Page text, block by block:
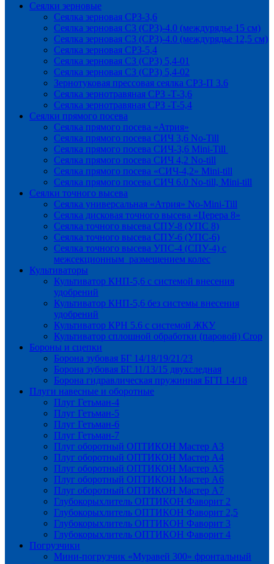
Сеялки зерновые
Сеялка зерновая СРЗ-3,6
Сеялка зерновая СЗ (СРЗ)-4.0 (междурядье 15 см)
Сеялка зерновая СЗ (СРЗ)-4.0 (междурядье 12,5 см)
Сеялка зерновая СРЗ-5,4
Сеялка зерновая СЗ (СРЗ) 5,4-01
Сеялка зерновая СЗ (СРЗ) 5,4-02
Зернотуковая прессовая сеялка СРЗ-П 3.6
Сеялка зернотравяная СРЗ -Т-3,6
Сеялка зернотравяная СРЗ -Т-5,4
Сеялки прямого посева
Сеялка прямого посева «Атрия»
Сеялка прямого посева СИЧ 3,6 No-Till
Сеялка прямого посева СИЧ-3,6 Mini-Till
Сеялка прямого посева СИЧ 4,2 No-till
Сеялка прямого посева «СИЧ-4,2» Mini-till
Сеялка прямого посева СИЧ 6.0 No-till, Mini-till
Сеялки точного высева
Сеялка универсальная «Атрия» No-Mini-Till
Сеялка дисковая точного высева «Церера 8»
Сеялка точного высева СПУ-8 (УПС 8)
Сеялка точного высева СПУ-6 (УПС-6)
Сеялка точного высева УПС-4 (СПУ-4) с
межсекционным размещением колес
Культиваторы
Культиватор КНП-5,6 с системой внесения
удобрений
Культиватор КНП-5,6 без системы внесения
удобрений
Культиватор КРН 5.6 с системой ЖКУ
Культиватор сплошной обработки (паровой) Crop
Бороны и сцепки
Борона зубовая БГ 14/18/19/21/23
Борона зубовая БГ 11/13/15 двухследная
Борона гидравлическая пружинная БГП 14/18
Плуги навесные и оборотные
Плуг Гетьман-4
Плуг Гетьман-5
Плуг Гетьман-6
Плуг Гетьман-7
Плуг оборотный ОПТИКОН Мастер А3
Плуг оборотный ОПТИКОН Мастер А4
Плуг оборотный ОПТИКОН Мастер А5
Плуг оборотный ОПТИКОН Мастер А6
Плуг оборотный ОПТИКОН Мастер А7
Глубокорыхлитель ОПТИКОН Фаворит 2
Глубокорыхлитель ОПТИКОН Фаворит 2,5
Глубокорыхлитель ОПТИКОН Фаворит 3
Глубокорыхлитель ОПТИКОН Фаворит 4
Погрузчики
Мини-погрузчик «Муравей 300» фронтальный